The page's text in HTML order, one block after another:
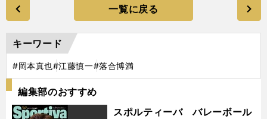
一覧に戻る
キーワード
#岡本真也#江藤慎一#落合博満
編集部のおすすめ
スポルティーバ バレーボール